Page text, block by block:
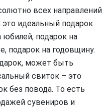
всех направлений
идеальный подарок
подарок на
подарок на годовщину.
может быть
свиток – это
без повода. То есть
сувениров и